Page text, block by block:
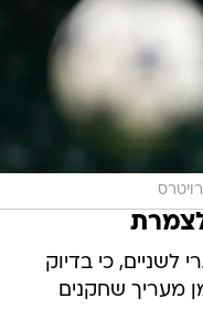
רויטרס
כי בדיוק
מעריך שחקנים